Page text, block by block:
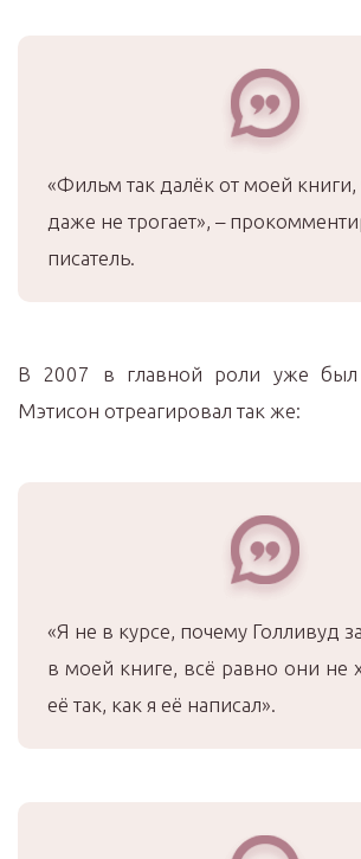
«Фильм так далёк от моей книги,
даже не трогает», –
писатель.
В 2007 в главной роли уже
Мэтисон отреагировал так же:
«Я не в курсе, почему Голливуд
в моей книге, всё равно они не
её так, как я её написал».